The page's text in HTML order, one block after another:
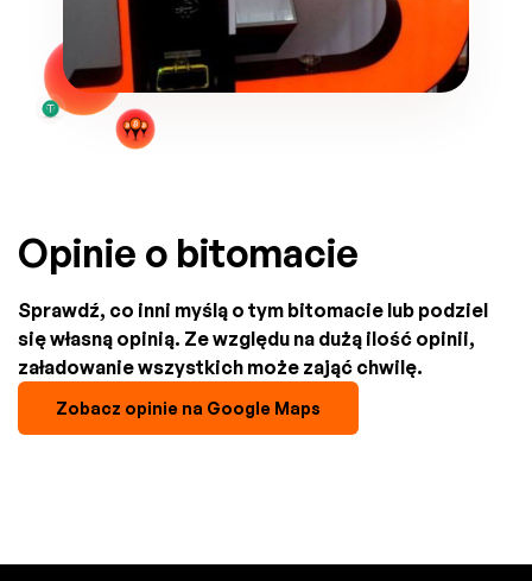
Opinie o bitomacie
Sprawdź, co inni myślą o tym bitomacie lub podziel
się własną opinią. Ze względu na dużą ilość opinii,
załadowanie wszystkich może zająć chwilę.
Zobacz opinie na Google Maps